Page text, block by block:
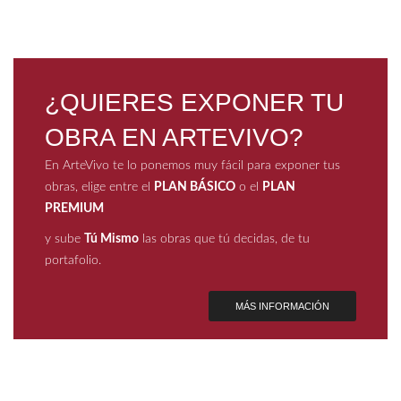
¿QUIERES EXPONER TU
OBRA EN ARTEVIVO?
En ArteVivo te lo ponemos muy fácil para exponer tus
obras, elige entre el
PLAN BÁSICO o el
PLAN
PREMIUM
y sube Tú Mismo las obras que tú decidas, de tu
portafolio.
MÁS INFORMACIÓN